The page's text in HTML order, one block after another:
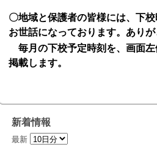
〇地域と保護者の皆様には、下
お世話になっております。ありが
毎月の下校予定時刻を、画面
掲載します。
新着情報
最新